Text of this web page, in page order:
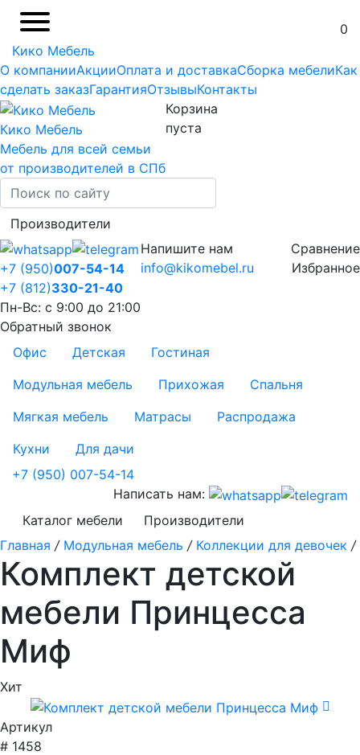
Кико Мебель
0
О компанииАкцииОплата и доставкаСборка мебелиКак
сделать заказГарантияОтзывыКонтакты
Кико Мебель
Мебель для всей семьи
от производителей в СПб
Производители
+7 (950)007-54-14
+7 (812)330-21-40
Пн-Вс: с 9:00 до 21:00
Обратный звонок
Напишите нам
info@kikomebel.ru
Сравнение
Избранное
Корзина
пуста
Офис Детская
Гостиная
Модульная мебель
Прихожая
Спальня
Мягкая мебель
Матрасы
Распродажа
Кухни
Для дачи
+7 (950) 007-54-14
Написать нам:
Каталог мебели
Производители
Главная / Модульная мебель / Коллекции для девочек /
Комплект детской
мебели Принцесса
Миф
Хит
Артикул
# 1458